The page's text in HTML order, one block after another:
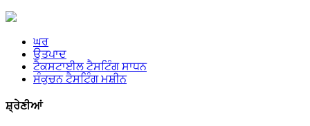
ਘਰ
ਉਤਪਾਦ
ਟੈਕਸਟਾਈਲ ਟੈਸਟਿੰਗ ਸਾਧਨ
ਸੰਕੁਚਨ ਟੈਸਟਿੰਗ ਮਸ਼ੀਨ
ਸ਼੍ਰੇਣੀਆਂ